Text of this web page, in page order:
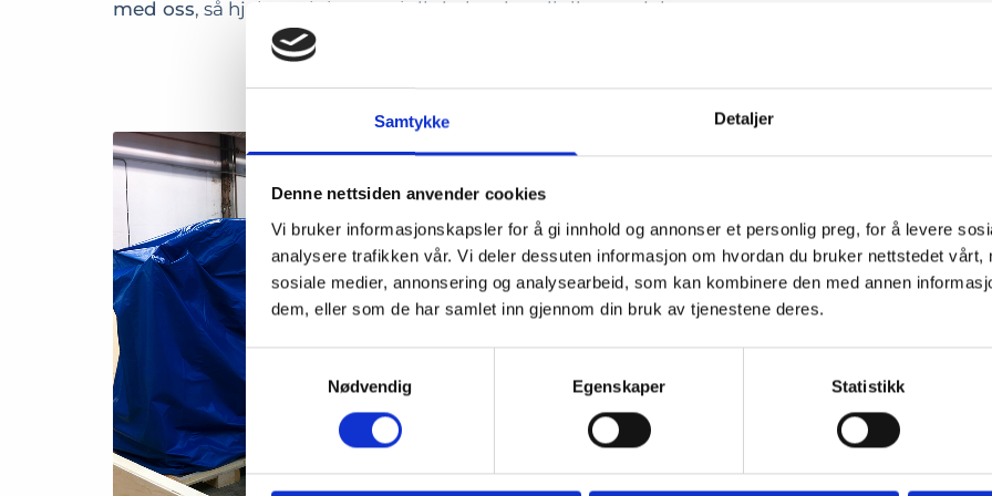
Samtykke Detaljer
Denne nettsiden anvender cookies
Vi bruker informasjonskapsler for å gi innhold og annonser et personlig preg, for å levere
analysere trafikken vår. Vi deler dessuten informasjon om hvordan du bruker nettstedet vårt,
sosiale medier, annonsering og analysearbeid, som kan kombinere den med annen
dem, eller som de har samlet inn gjennom din bruk av tjenestene deres.
Nødvendig
Egenskaper Statistikk
med oss, så hjelper vi deg med riktig løsning til ditt prosjekt.